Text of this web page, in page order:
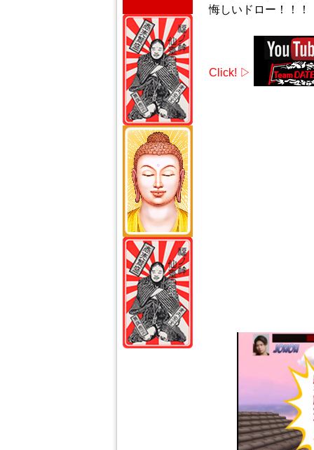
悔しいドロー！！！
Click! ▷